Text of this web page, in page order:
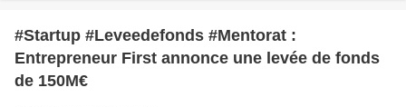
#Startup #Leveedefonds #Mentorat :
Entrepreneur First annonce une levée de fonds
de 150M€